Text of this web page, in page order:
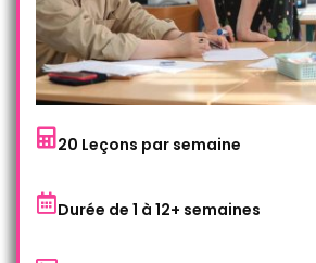
20 Leçons par semaine
Durée de 1 à 12+ semaines